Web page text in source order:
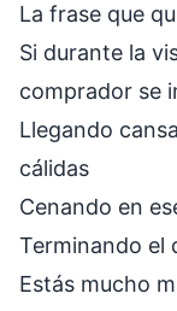
La frase que
Si durante la
comprador se
Llegando
cálidas
Cenando en
Terminando el
Estás mucho